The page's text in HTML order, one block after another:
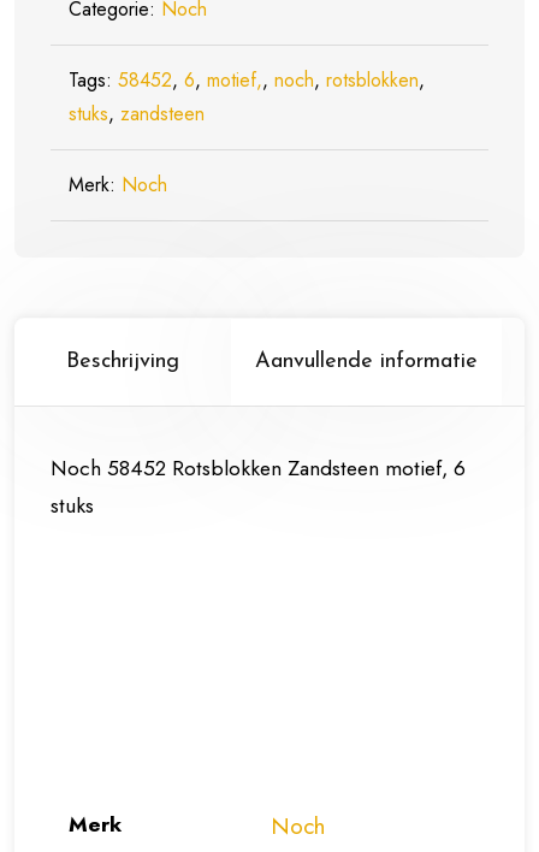
stuks
aantal
Categorie: Noch
Tags: 58452, 6, motief,, noch, rotsblokken,
stuks, zandsteen
Merk: Noch
Beschrijving Aanvullende informatie
Noch 58452 Rotsblokken Zandsteen motief, 6
stuks
Merk Noch